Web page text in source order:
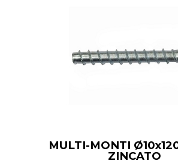
MULTI-MONTI
ZINCATO